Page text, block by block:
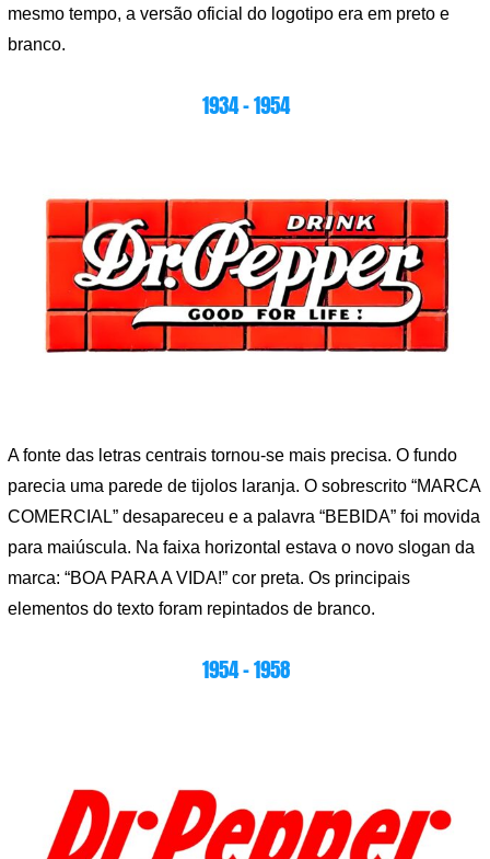
mesmo tempo, a versão oficial do logotipo era em preto e
branco.
1934 – 1954
A fonte das letras centrais tornou-se mais precisa. O fundo
parecia uma parede de tijolos laranja. O sobrescrito “MARCA
COMERCIAL” desapareceu e a palavra “BEBIDA” foi movida
para maiúscula. Na faixa horizontal estava o novo slogan da
marca: “BOA PARA A VIDA!” cor preta. Os principais
elementos do texto foram repintados de branco.
1954 – 1958